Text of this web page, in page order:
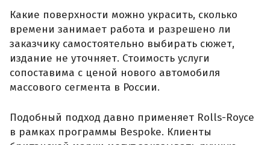
Какие поверхности можно украсить, сколько
времени занимает работа и разрешено ли
заказчику самостоятельно выбирать сюжет,
издание не уточняет. Стоимость услуги
сопоставима с ценой нового автомобиля
массового сегмента в России.
Подобный подход давно применяет Rolls-Royce
в рамках программы Bespoke. Клиенты